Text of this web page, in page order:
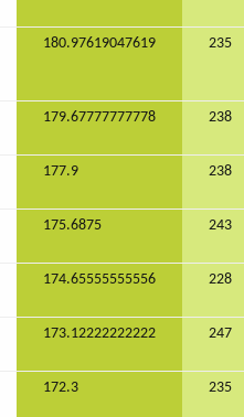
180.97619047619 235
179.67777777778 238
177.9 238
175.6875 243
174.65555555556 228
173.12222222222 247
172.3 235